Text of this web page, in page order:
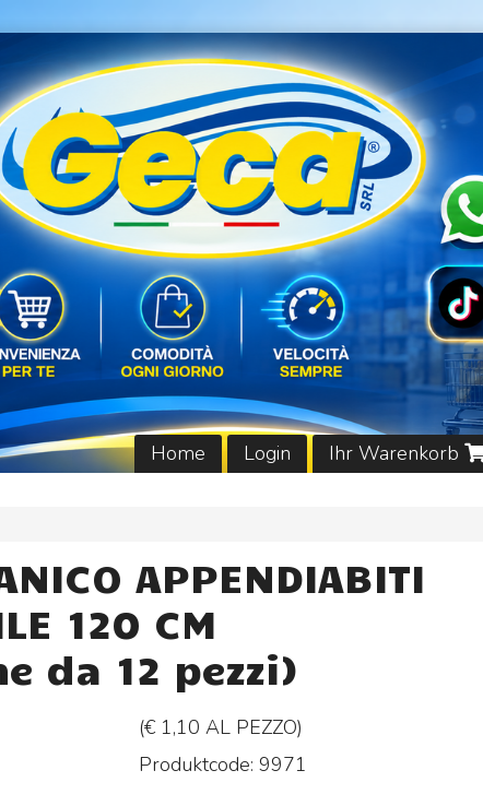
Home Login Ihr Warenkorb
APPENDIABITI
120 CM
da 12 pezzi)
(€ 1,10 AL PEZZO)
Produktcode:9971